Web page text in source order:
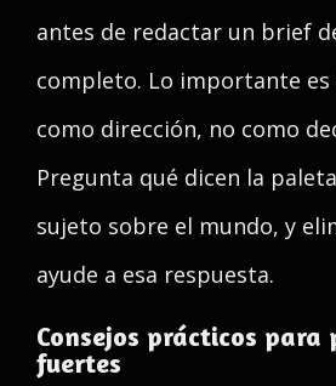
antes de redactar un brief
completo. Lo importante
como dirección, no como
Pregunta qué dicen la
sujeto sobre el mundo, y
ayude a esa respuesta.
Consejos prácticos para
fuertes